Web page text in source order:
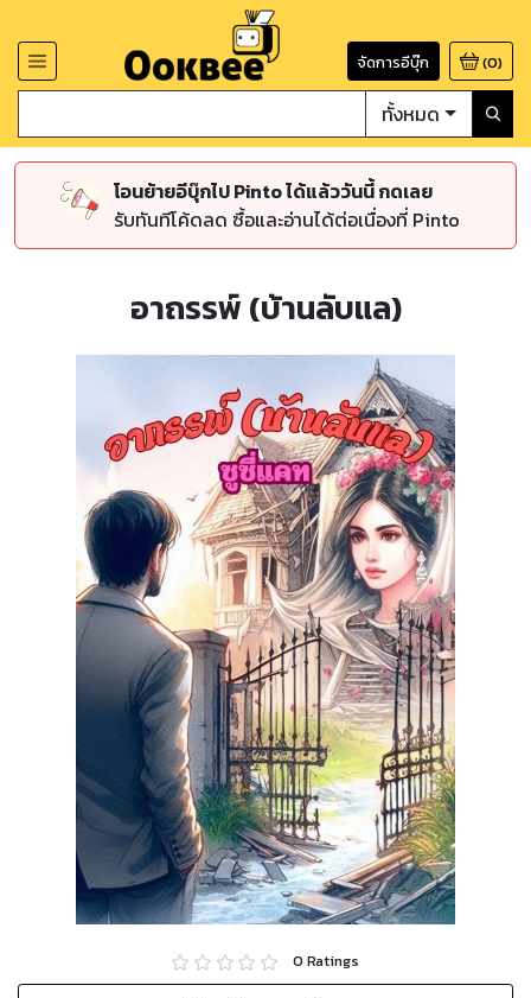
จัดการอีบุ๊ก (0)
ทั้งหมด
โอนย้ายอีบุ๊กไป Pinto ได้แล้ววันนี้ กดเลย
รับทันทีโค้ดลด ซื้อและอ่านได้ต่อเนื่องที่ Pinto
อาถรรพ์ (บ้านลับแล)
0 Ratings